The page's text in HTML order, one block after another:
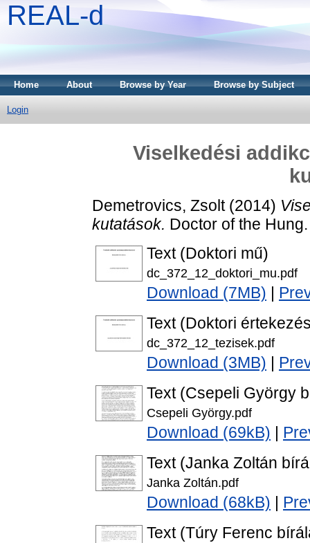
REAL-d
Home About Browse by Year Browse by Subject
Login
Viselkedési
Demetrovics, Zsolt(2014)
kutatások. Doctor of the
Text (Doktori mű)
dc_372_12_doktori_mu.pdf
Download (7MB)
Text (Doktori
dc_372_12_tezisek.pdf
Download (3MB)
Text (Csepeli György
Csepeli György.pdf
Download (69kB)
Text (Janka Zoltán
Janka Zoltán.pdf
Download (68kB)
Text (Túry Ferenc